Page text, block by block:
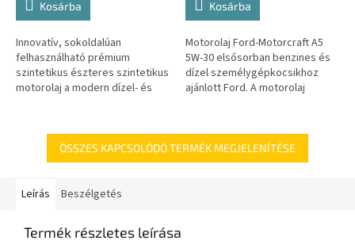
Kosárba
Innovatív, sokoldalúan
felhasználható prémium
szintetikus észteres szintetikus
motorolaj a modern dízel- és
Az európai...
Kosárba
Motorolaj Ford-Motorcraft A5
5W-30 elsősorban benzines és
dízel személygépkocsikhoz
ajánlott Ford. A motorolaj
használati...
ÖSSZES KAPCSOLÓDÓ TERMÉK MEGJELENÍTÉSE
Leírás Beszélgetés
Termék részletes leírása